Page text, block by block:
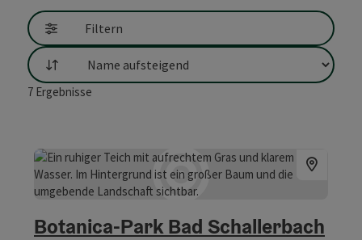
Filtern
Sortierung
7 Ergebnisse
Botanica-Park Bad Schallerbach